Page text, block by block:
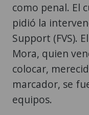
como penal. El
pidió la
Support (FVS).
Mora, quien
colocar,
marcador, se
equipos.